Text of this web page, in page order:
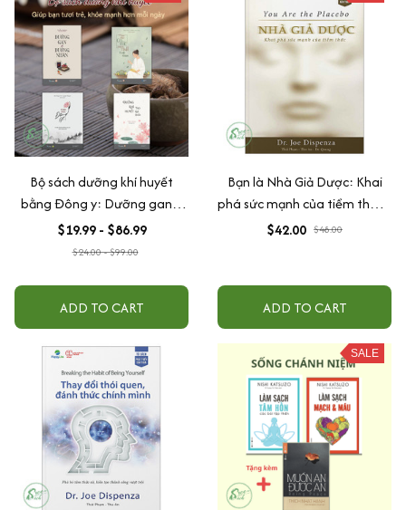
Bộ sách dưỡng khí huyết
bằng Đông y: Dưỡng gan +
Thải độc + Tinh hoa đông y +
Khí huyết
$19.99 - $86.99
$24.00 - $99.00
ADD TO CART
Bạn là Nhà Giả Dược: Khai
phá sức mạnh của tiềm thức -
You Are the Placebo
$42.00 $48.00
ADD TO CART
SALE